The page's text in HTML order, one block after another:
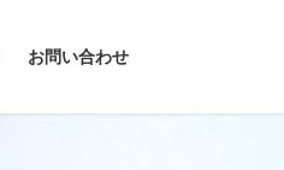
お問い合わせ